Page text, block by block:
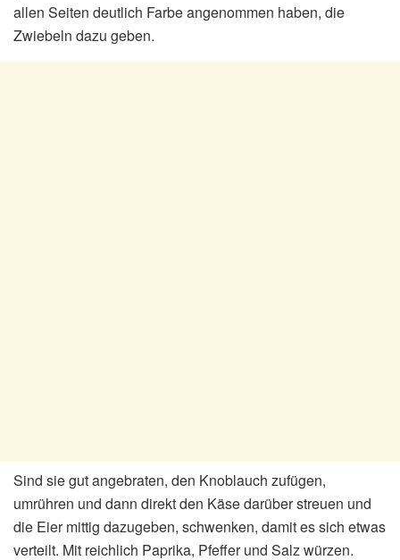
allen Seiten deutlich Farbe angenommen haben, die
Zwiebeln dazu geben.
Sind sie gut angebraten, den Knoblauch zufügen,
umrühren und dann direkt den Käse darüber streuen und
die Eier mittig dazugeben, schwenken, damit es sich etwas
verteilt. Mit reichlich Paprika, Pfeffer und Salz würzen.